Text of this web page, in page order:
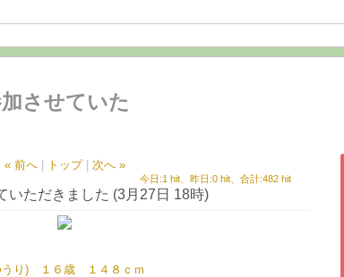
させていた
敷☽の子供部
« 前へ トップ 次へ »
今日:1 hit、昨日:0 hit、合計:482 hit
いただきました (3月27日 18時)
り) １６歳 １４８ｃｍ